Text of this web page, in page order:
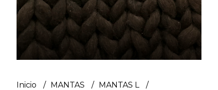
Inicio MANTAS
MANTAS L